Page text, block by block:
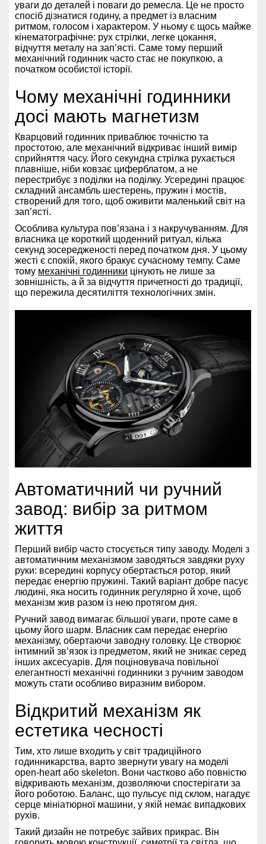
уваги до деталей і поваги до ремесла. Це не просто
спосіб дізнатися годину, а предмет із власним
ритмом, голосом і характером. У ньому є щось майже
кінематографічне: рух стрілки, легке цокання,
відчуття металу на зап’ясті. Саме тому перший
механічний годинник часто стає не покупкою, а
початком особистої історії.
Чому механічні годинники
досі мають магнетизм
Кварцовий годинник приваблює точністю та
простотою, але механічний відкриває інший вимір
сприйняття часу. Його секундна стрілка рухається
плавніше, ніби ковзає циферблатом, а не
перестрибує з поділки на поділку. Усередині працює
складний ансамбль шестерень, пружин і мостів,
створений для того, щоб оживити маленький світ на
зап’ясті.
Особлива культура пов’язана і з накручуванням. Для
власника це короткий щоденний ритуал, кілька
секунд зосередженості перед початком дня. У цьому
жесті є спокій, якого бракує сучасному темпу. Саме
тому механічні годинники цінують не лише за
зовнішність, а й за відчуття причетності до традиції,
що пережила десятиліття технологічних змін.
Автоматичний чи ручний
завод: вибір за ритмом
життя
Перший вибір часто стосується типу заводу. Моделі з
автоматичним механізмом заводяться завдяки руху
руки: всередині корпусу обертається ротор, який
передає енергію пружині. Такий варіант добре пасує
людині, яка носить годинник регулярно й хоче, щоб
механізм жив разом із нею протягом дня.
Ручний завод вимагає більшої уваги, проте саме в
цьому його шарм. Власник сам передає енергію
механізму, обертаючи заводну головку. Це створює
інтимний зв’язок із предметом, який не зникає серед
інших аксесуарів. Для поціновувача повільної
елегантності механічні годинники з ручним заводом
можуть стати особливо виразним вибором.
Відкритий механізм як
естетика чесності
Тим, хто лише входить у світ традиційного
годинникарства, варто звернути увагу на моделі
open-heart або skeleton. Вони частково або повністю
відкривають механізм, дозволяючи спостерігати за
його роботою. Баланс, що пульсує під склом, нагадує
серце мініатюрної машини, у якій немає випадкових
рухів.
Такий дизайн не потребує зайвих прикрас. Він